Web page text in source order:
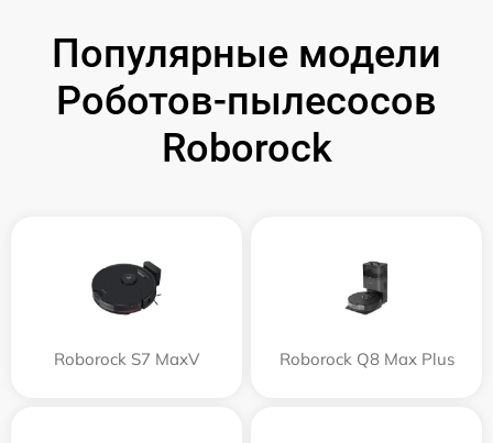
Популярные модели
Роботов-пылесосов
Roborock
Roborock S7 MaxV Roborock Q8 Max Plus